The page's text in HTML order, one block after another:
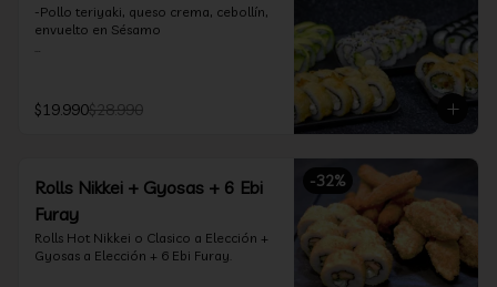
-Pollo teriyaki, queso crema, cebollín,
envuelto en Sésamo
-Camarón furay, queso crema,
frito en tempura.
-Kanikama, queso crema, envuelto en
nori (hosomaki)
$19.990$28.990
-32%
Rolls Nikkei + Gyosas + 6 Ebi
Furay
Rolls Hot Nikkei o Clasico a Elección +
Gyosas a Elección + 6 Ebi Furay.